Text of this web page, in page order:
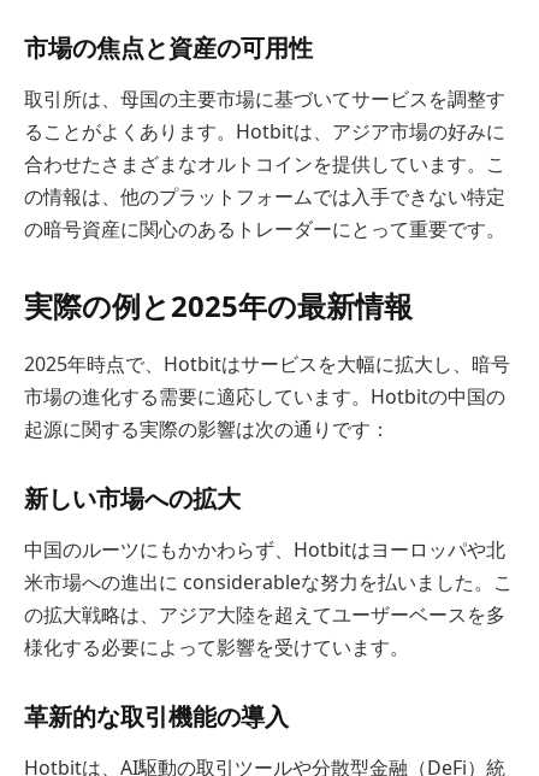
市場の焦点と資産の可用性
取引所は、母国の主要市場に基づいてサービスを調整す
ることがよくあります。Hotbitは、アジア市場の好みに
合わせたさまざまなオルトコインを提供しています。こ
の情報は、他のプラットフォームでは入手できない特定
の暗号資産に関心のあるトレーダーにとって重要です。
実際の例と2025年の最新情報
2025年時点で、Hotbitはサービスを大幅に拡大し、暗号
市場の進化する需要に適応しています。Hotbitの中国の
起源に関する実際の影響は次の通りです：
新しい市場への拡大
中国のルーツにもかかわらず、Hotbitはヨーロッパや北
米市場への進出に considerableな努力を払いました。こ
の拡大戦略は、アジア大陸を超えてユーザーベースを多
様化する必要によって影響を受けています。
革新的な取引機能の導入
Hotbitは、AI駆動の取引ツールや分散型金融（DeFi）統